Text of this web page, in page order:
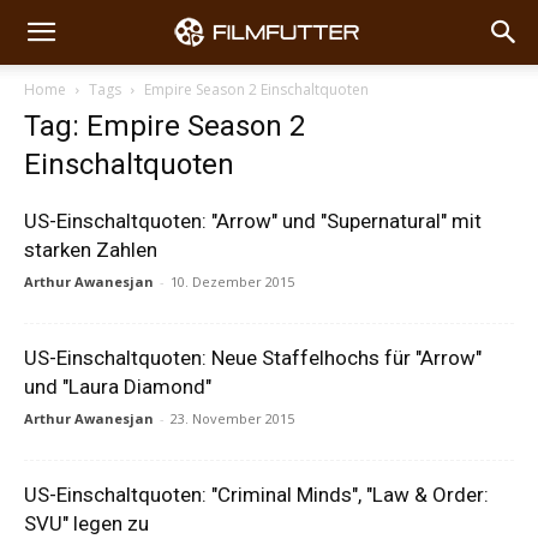
Home Tags Empire Season 2 Einschaltquoten
Tag: Empire Season 2
Einschaltquoten
US-Einschaltquoten: "Arrow" und "Supernatural" mit
starken Zahlen
Arthur Awanesjan - 10. Dezember 2015
US-Einschaltquoten: Neue Staffelhochs für "Arrow"
und "Laura Diamond"
Arthur Awanesjan - 23. November 2015
US-Einschaltquoten: "Criminal Minds", "Law & Order:
SVU" legen zu